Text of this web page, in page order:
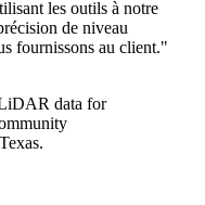
les outils à notre
de niveau
fournissons au client."
data for